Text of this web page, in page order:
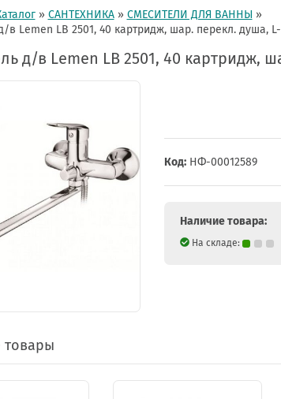
» САНТЕХНИКА» СМЕСИТЕЛИ ДЛЯ ВАННЫ »
в Lemen LB 2501, 40 картридж, шар. перекл. душа,
д/в Lemen LB 2501, 40 картридж,
Код:НФ-00012589
Наличие товара:
На складе: